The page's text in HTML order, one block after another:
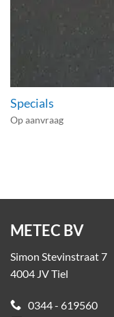
Specials
Op aanvraag
METEC BV
Simon Stevinstraat 7
4004 JV Tiel
0344 - 619560